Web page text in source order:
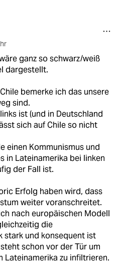
ganz so schwarz/weiß
dargestellt.
bemerke ich das unsere
sind.
ist (und in Deutschland
sich auf Chile so nicht
einen Kommunismus und
in Lateinamerika bei linken
der Fall ist.
Erfolg haben wird, dass
weiter voranschreitet.
nach europäischen Modell
die
stark und konsequent ist
schon vor der Tür um
Lateinamerika zu infiltrieren.